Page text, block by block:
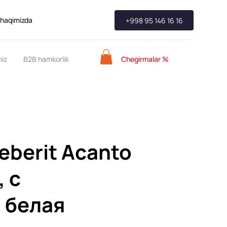
+998 95 146 16 16
B2B hamkorlik Chegirmalar %
Acanto
с